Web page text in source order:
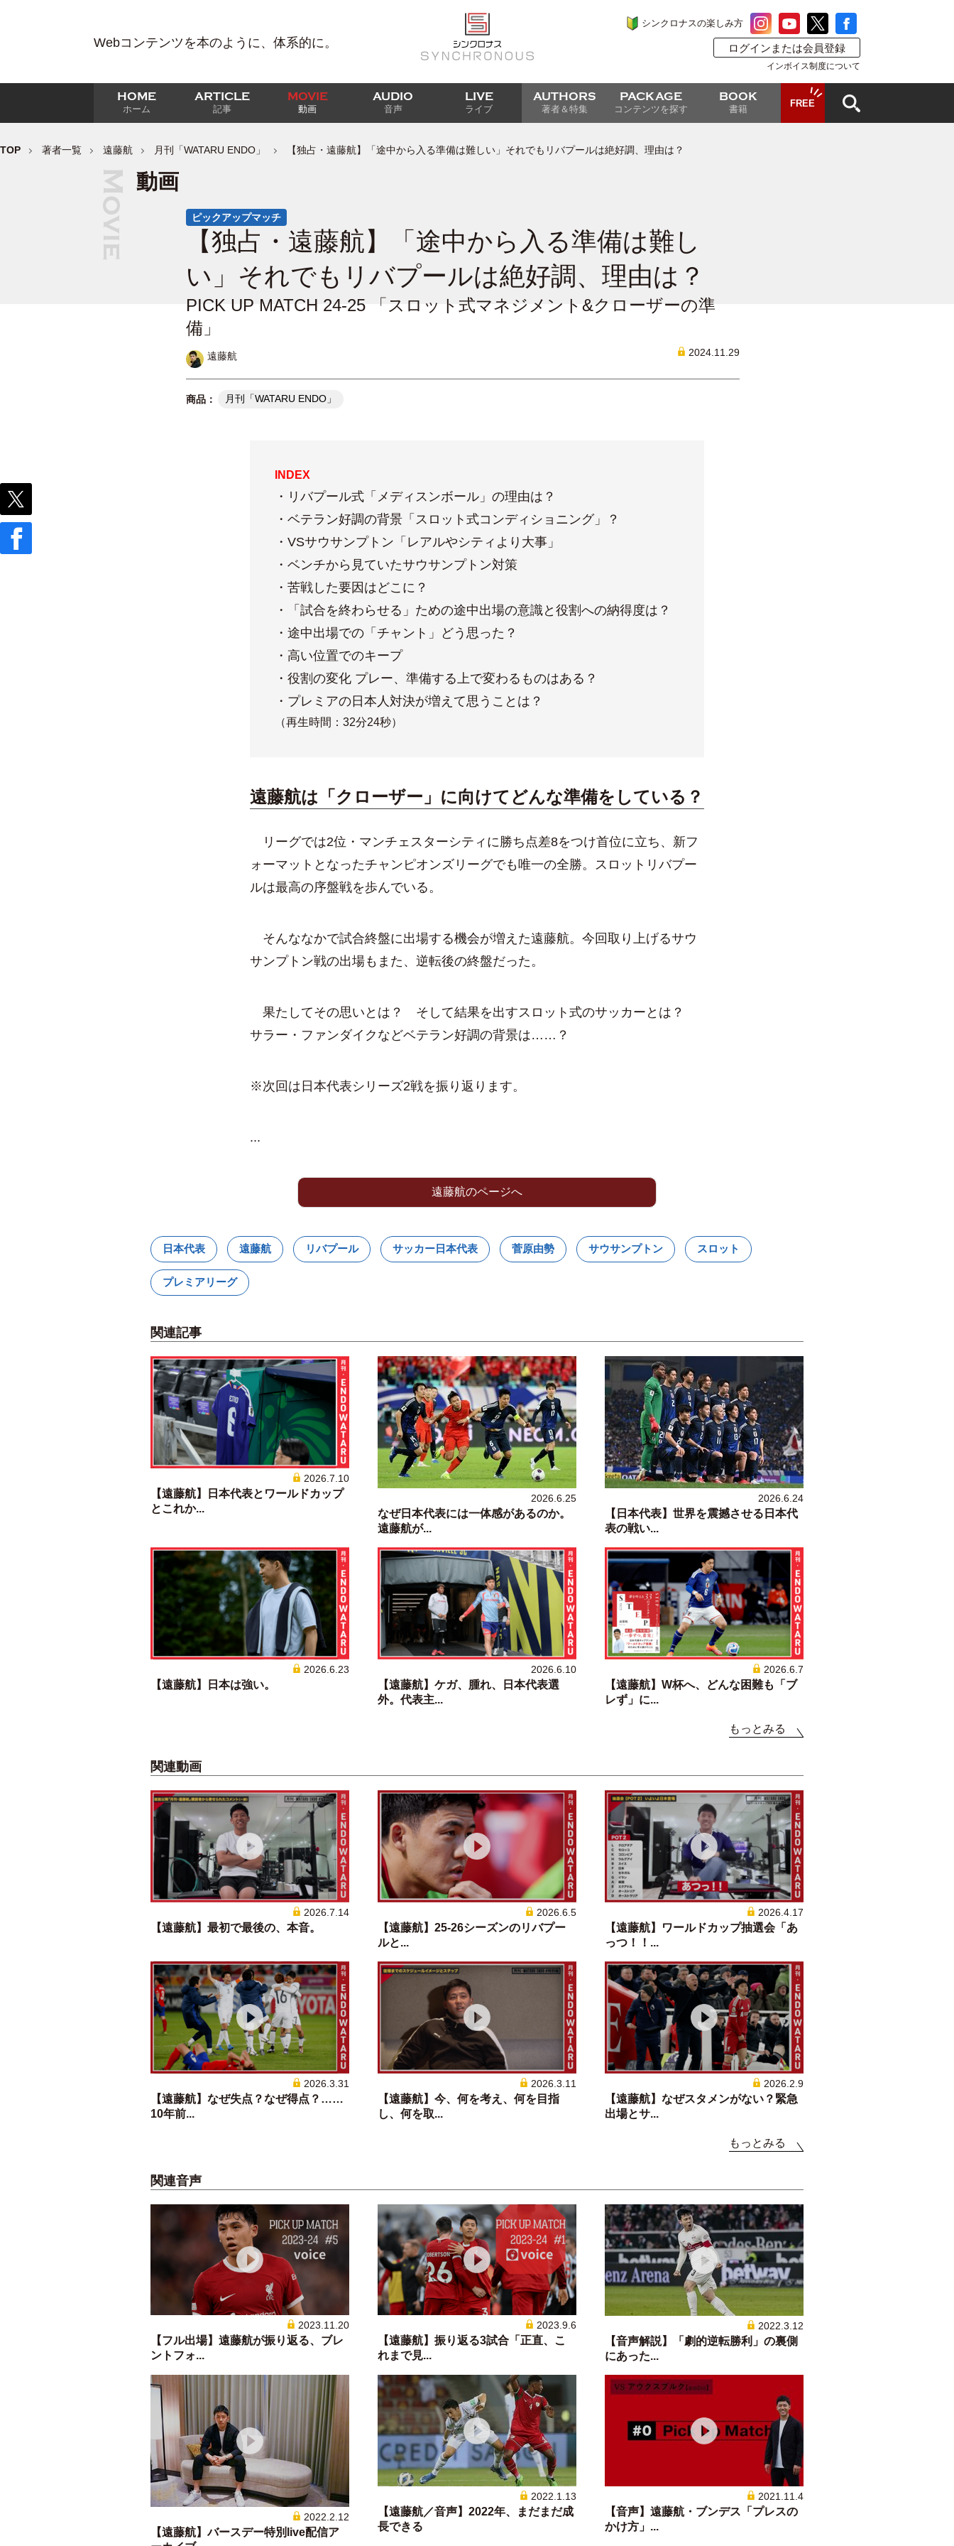
Webコンテンツを本のように、体系的に。
シンクロナスの楽しみ方
ログインまたは会員登録
インボイス制度について
HOME
ホーム
ARTICLE
記事
MOVIE
動画
AUDIO
音声
LIVE
ライブ
AUTHORS
著者＆特集
PACKAGE
コンテンツを探す
BOOK
書籍
FREE
TOP 著者一覧 遠藤航 月刊「WATARU ENDO」 【独占・遠藤航】「途中から入る準備は難しい」それでもリバプールは絶好調、理由は？
動画
ピックアップマッチ
【独占・遠藤航】「途中から入る準備は難し
い」それでもリバプールは絶好調、理由は？
PICK UP MATCH 24-25 「スロット式マネジメント&クローザーの準
備」
遠藤航 2024.11.29
月刊「WATARU ENDO」
INDEX
・リバプール式「メディスンボール」の理由は？
・ベテラン好調の背景「スロット式コンディショニング」？
・VSサウサンプトン「レアルやシティより大事」
・ベンチから見ていたサウサンプトン対策
・苦戦した要因はどこに？
・「試合を終わらせる」ための途中出場の意識と役割への納得度は？
・途中出場での「チャント」どう思った？
・高い位置でのキープ
・役割の変化 プレー、準備する上で変わるものはある？
・プレミアの日本人対決が増えて思うことは？
（再生時間：32分24秒）
遠藤航は「クローザー」に向けてどんな準備をしている？
リーグでは2位・マンチェスターシティに勝ち点差8をつけ首位に立ち、新フ
ォーマットとなったチャンピオンズリーグでも唯一の全勝。スロットリバプー
ルは最高の序盤戦を歩んでいる。
そんななかで試合終盤に出場する機会が増えた遠藤航。今回取り上げるサウ
サンプトン戦の出場もまた、逆転後の終盤だった。
果たしてその思いとは？ そして結果を出すスロット式のサッカーとは？
サラー・ファンダイクなどベテラン好調の背景は……？
※次回は日本代表シリーズ2戦を振り返ります。
...
遠藤航のページへ
日本代表 遠藤航 リバプール サッカー日本代表 菅原由勢 サウサンプトン スロット
プレミアリーグ
関連記事
2026.7.10
【遠藤航】日本代表とワールドカップ
とこれか...
2026.6.25
なぜ日本代表には一体感があるのか。
遠藤航が...
2026.6.24
【日本代表】世界を震撼させる日本代
表の戦い...
2026.6.23
【遠藤航】日本は強い。
2026.6.10
【遠藤航】ケガ、腫れ、日本代表選
外。代表主...
2026.6.7
【遠藤航】W杯へ、どんな困難も「ブ
レず」に...
もっとみる
関連動画
2026.7.14
【遠藤航】最初で最後の、本音。
2026.6.5
【遠藤航】25-26シーズンのリバプー
ルと...
2026.4.17
【遠藤航】ワールドカップ抽選会「あ
っつ！！...
2026.3.31
【遠藤航】なぜ失点？なぜ得点？……
10年前...
2026.3.11
【遠藤航】今、何を考え、何を目指
し、何を取...
2026.2.9
【遠藤航】なぜスタメンがない？緊急
出場とサ...
もっとみる
関連音声
2023.11.20
【フル出場】遠藤航が振り返る、ブレ
ントフォ...
2023.9.6
【遠藤航】振り返る3試合「正直、こ
れまで見...
2022.3.12
【音声解説】「劇的逆転勝利」の裏側
にあった...
2022.2.12
【遠藤航】バースデー特別live配信ア
2022.1.13
【遠藤航／音声】2022年、まだまだ成
長できる
2021.11.4
【音声】遠藤航・ブンデス「プレスの
かけ方」...